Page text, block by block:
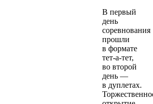
В первый
день
соревнования
прошли
в формате
тет-а-тет,
во второй
день —
в дуплетах.